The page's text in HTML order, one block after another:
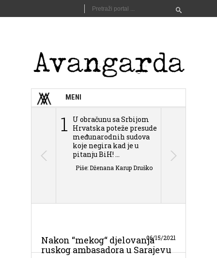
MENI
1
U obračunu sa Srbijom
Hrvatska poteže presude
međunarodnih sudova
koje negira kad je u
pitanju BiH! ...
Piše: Dženana Karup Druško
Nakon “mekog“ djelovanja
ruskog ambasadora u Sarajevu
06/15/2021